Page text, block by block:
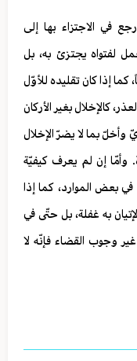
في الاجتزاء بها إلى
لفتواه يجتزئ به، بل
إذا كان تقليده للأوّل
كالإخلال بغير الأركان
بما لا يضرّ الإخلال
وأمّا إن لم‏ يعرف كيفيّة
في بعض الموارد، كما إذا
به غفلة، بل حتّى في
وجوب القضاء فإنّه لا